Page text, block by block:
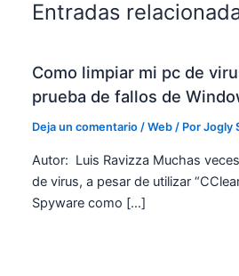
Entradas
Como limpiar mi pc de
prueba de fallos de
Deja un comentario /Web / PorJogly
Autor: Luis Ravizza Muchas
de virus, a pesar de utilizar
Spyware como […]